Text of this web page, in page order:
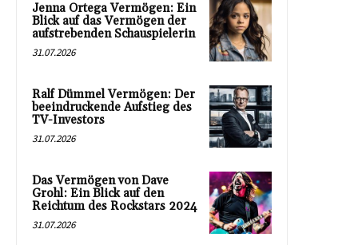
Jenna Ortega Vermögen: Ein
Blick auf das Vermögen der
aufstrebenden Schauspielerin
31.07.2026
Ralf Dümmel Vermögen: Der
beeindruckende Aufstieg des
TV-Investors
31.07.2026
Das Vermögen von Dave
Grohl: Ein Blick auf den
Reichtum des Rockstars 2024
31.07.2026